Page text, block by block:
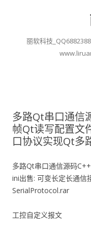
丽软科技
多路Qt串口通信
帧Qt读写配置文
口协议实现Qt多
多路Qt串口通信源码
ini出售: 可变长定长通信
SerialProtocol.rar
工控自定义报文